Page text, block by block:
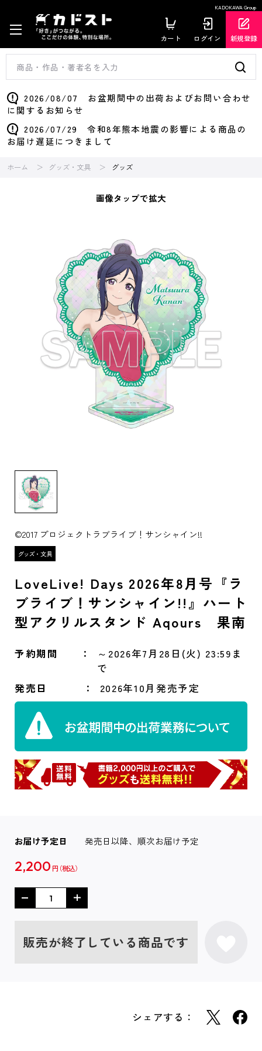
KADOKAWA Group
カート ログイン 新規登録
2026/08/07 お盆期間中の出荷およびお問い合わせ
に関するお知らせ
2026/07/29 令和8年熊本地震の影響による商品の
お届け遅延につきまして
ホーム グッズ・文具 グッズ
画像タップで拡大
©2017 プロジェクトラブライブ！サンシャイン!!
LoveLive! Days 2026年8月号『ラ
ブライブ！サンシャイン!!』ハート
型アクリルスタンド Aqours 果南
予約期間
～2026年7月28日(火) 23:59ま
で
発売日
2026年10月発売予定
お届け予定日 発売日以降、順次お届け予定
2,200 円
販売が終了している商品です
シェアする：